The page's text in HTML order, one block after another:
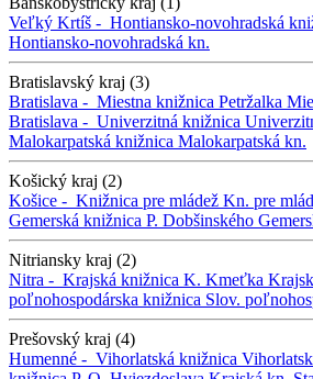
Veľký Krtíš - Hontiansko-novohradská
Hontiansko-novohradská kn.
Bratislavský kraj (3)
Bratislava - Miestna knižnica Petržalka
Bratislava - Univerzitná knižnica
Malokarpatská knižnica Malokarpatská kn.
Košický kraj (2)
Košice - Knižnica pre mládež Kn. pre
Gemerská knižnica P. Dobšinského
Nitriansky kraj (2)
Nitra - Krajská knižnica K. Kmeťka
poľnohospodárska knižnica Slov.
Prešovský kraj (4)
Humenné - Vihorlatská knižnica